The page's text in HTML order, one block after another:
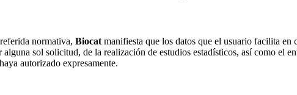
normativa, Biocat manifiesta que los datos que el usuario facilita
sol solicitud, de la realización de estudios estadísticos, así como
autorizado expresamente.